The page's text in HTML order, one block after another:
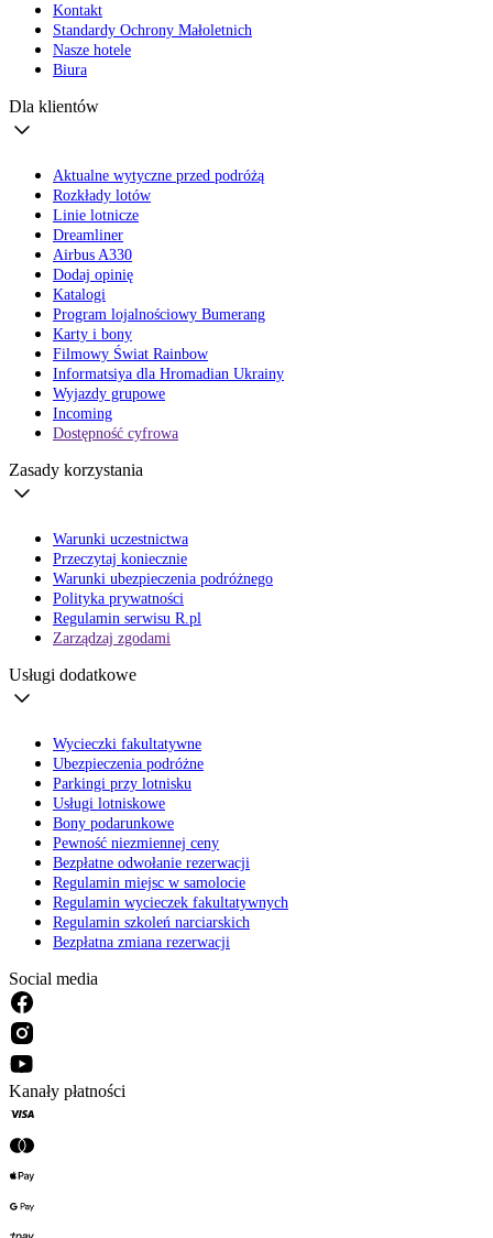
Kontakt
Standardy Ochrony Małoletnich
Nasze hotele
Biura
Dla klientów
Aktualne wytyczne przed podróżą
Rozkłady lotów
Linie lotnicze
Dreamliner
Airbus A330
Dodaj opinię
Katalogi
Program lojalnościowy Bumerang
Karty i bony
Filmowy Świat Rainbow
Informatsiya dla Hromadian Ukrainy
Wyjazdy grupowe
Incoming
Dostępność cyfrowa
Zasady korzystania
Warunki uczestnictwa
Przeczytaj koniecznie
Warunki ubezpieczenia podróżnego
Polityka prywatności
Regulamin serwisu R.pl
Zarządzaj zgodami
Usługi dodatkowe
Wycieczki fakultatywne
Ubezpieczenia podróżne
Parkingi przy lotnisku
Usługi lotniskowe
Bony podarunkowe
Pewność niezmiennej ceny
Bezpłatne odwołanie rezerwacji
Regulamin miejsc w samolocie
Regulamin wycieczek fakultatywnych
Regulamin szkoleń narciarskich
Bezpłatna zmiana rezerwacji
Social media
Kanały płatności